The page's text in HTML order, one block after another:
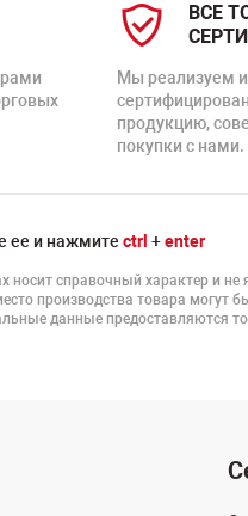
ВСЕ
Мы реализуем
продукцию,
покупки с нами.
ее и нажмите ctrl +enter
носит справочный характер и
производства товара
данные предоставляются